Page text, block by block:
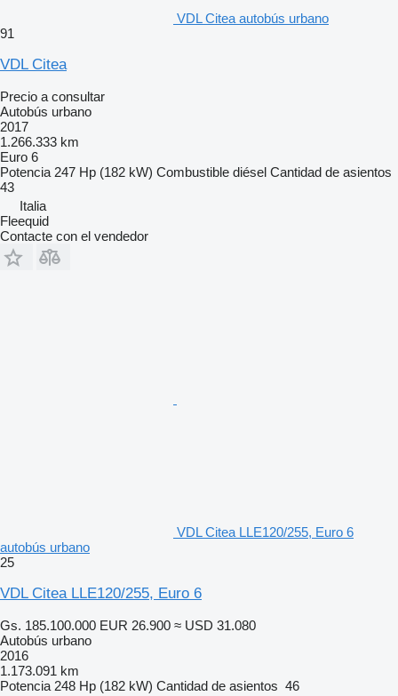
VDL Citea autobús urbano
91
VDL Citea
Precio a consultar
Autobús urbano
2017
1.266.333 km
Euro 6
Potencia 247 Hp (182 kW) Combustible diésel Cantidad de asientos
43
Italia
Fleequid
Contacte con el vendedor
VDL Citea LLE120/255, Euro 6
autobús urbano
25
VDL Citea LLE120/255, Euro 6
Gs. 185.100.000 EUR 26.900 ≈ USD 31.080
Autobús urbano
2016
1.173.091 km
Potencia 248 Hp (182 kW) Cantidad de asientos 46